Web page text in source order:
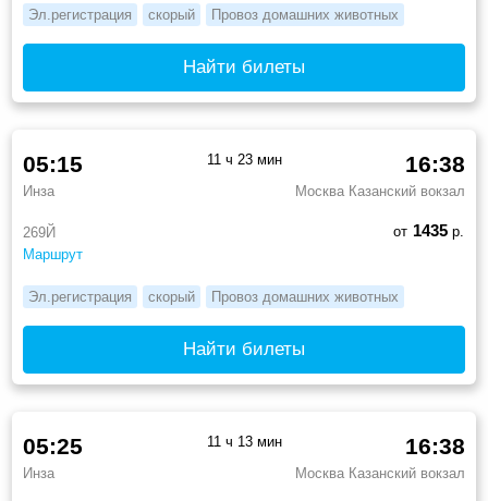
Эл.регистрация скорый Провоз домашних животных
Найти билеты
269Й
Маршрут
05:15
Инза
16:38
Москва Казанский вокзал
11 ч 23 мин
от 1435р.
Эл.регистрация скорый Провоз домашних животных
Найти билеты
05:25
Инза
16:38
Москва Казанский вокзал
11 ч 13 мин